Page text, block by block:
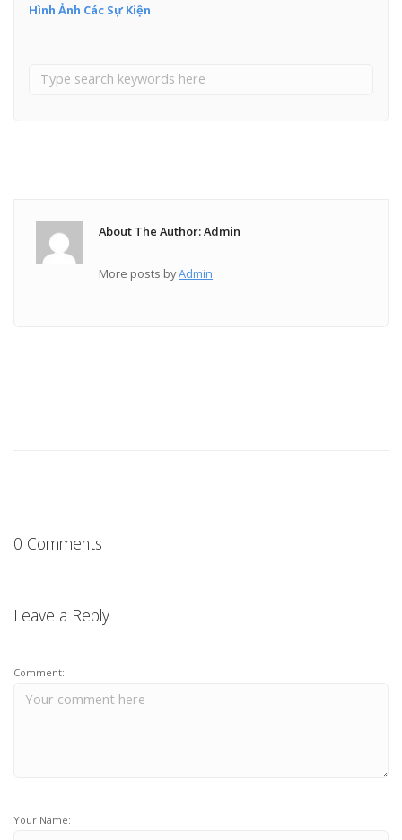
Hình Ảnh Các Sự Kiện
About The Author: Admin
More posts byAdmin
0 Comments
Leave a Reply
Comment:
Your Name: